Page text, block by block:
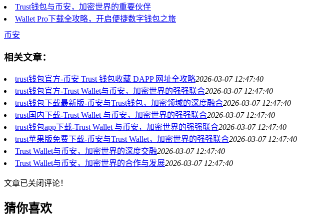
Trust钱包与币安，加密世界的重要伙伴
Wallet Pro下载全攻略，开启便捷数字钱包之旅
币安
相关文章：
trust钱包官方-币安 Trust 钱包收藏 DAPP 网址全攻略2026-03-07 12:47:40
trust钱包官方-Trust Wallet与币安，加密世界的强强联合2026-03-07 12:47:40
trust钱包下载最新版-币安与Trust钱包，加密领域的深度融合2026-03-07 12:47:40
trust国内下载-Trust Wallet 与币安，加密世界的强强联合2026-03-07 12:47:40
trust钱包app下载-Trust Wallet 与币安，加密世界的强强联合2026-03-07 12:47:40
trust苹果版免费下载-币安与Trust Wallet，加密世界的强强联合2026-03-07 12:47:40
Trust Wallet与币安，加密世界的深度交融2026-03-07 12:47:40
Trust Wallet与币安，加密世界的合作与发展2026-03-07 12:47:40
文章已关闭评论！
猜你喜欢